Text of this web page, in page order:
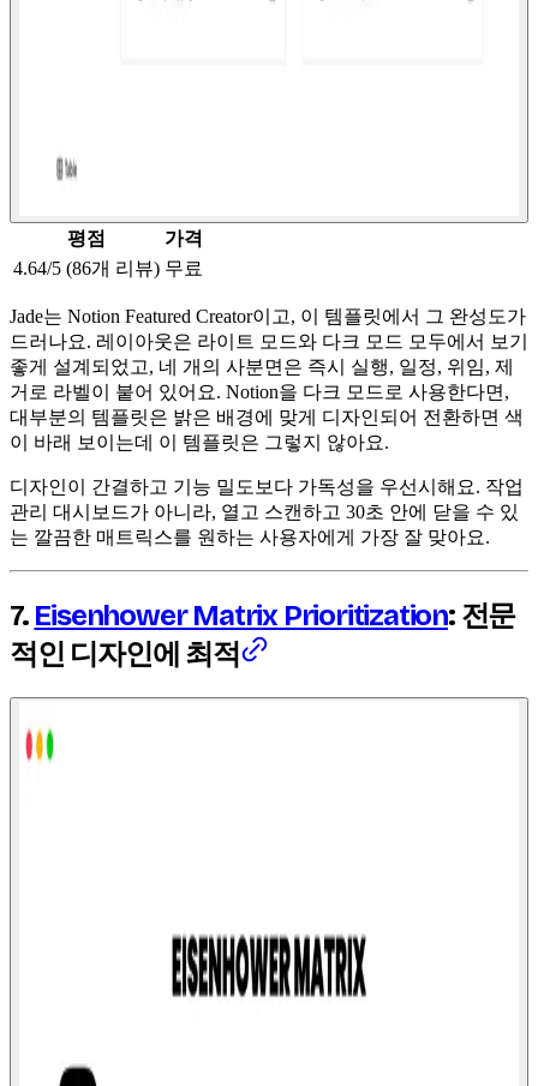
평점
가격
4.64/5 (86개 리뷰) 무료
Jade는 Notion Featured Creator이고, 이 템플릿에서 그 완성도가
드러나요. 레이아웃은 라이트 모드와 다크 모드 모두에서 보기
좋게 설계되었고, 네 개의 사분면은 즉시 실행, 일정, 위임, 제
거로 라벨이 붙어 있어요. Notion을 다크 모드로 사용한다면,
대부분의 템플릿은 밝은 배경에 맞게 디자인되어 전환하면 색
이 바래 보이는데 이 템플릿은 그렇지 않아요.
디자인이 간결하고 기능 밀도보다 가독성을 우선시해요. 작업
관리 대시보드가 아니라, 열고 스캔하고 30초 안에 닫을 수 있
는 깔끔한 매트릭스를 원하는 사용자에게 가장 잘 맞아요.
7. Eisenhower Matrix Prioritization: 전문
적인 디자인에 최적